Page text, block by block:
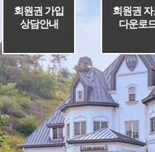
회원권 가입
상담안내
회원권 자
다운로